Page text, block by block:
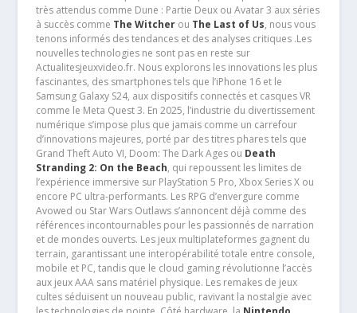
très attendus comme Dune : Partie Deux ou Avatar 3 aux séries
à succès comme The Witcherou The Last of Us, nous vous
tenons informés des tendances et des analyses critiques .Les
nouvelles technologies ne sont pas en reste sur
Actualitesjeuxvideo.fr. Nous explorons les innovations les plus
fascinantes, des smartphones tels que l’iPhone 16 et le
Samsung Galaxy S24, aux dispositifs connectés et casques VR
comme le Meta Quest 3. En 2025, l’industrie du divertissement
numérique s’impose plus que jamais comme un carrefour
d’innovations majeures, porté par des titres phares tels que
Grand Theft Auto VI, Doom: The Dark Ages ou Death
Stranding 2: On the Beach, qui repoussent les limites de
l’expérience immersive sur PlayStation 5 Pro, Xbox Series X ou
encore PC ultra-performants. Les RPG d’envergure comme
Avowed ou Star Wars Outlaws s’annoncent déjà comme des
références incontournables pour les passionnés de narration
et de mondes ouverts. Les jeux multiplateformes gagnent du
terrain, garantissant une interopérabilité totale entre console,
mobile et PC, tandis que le cloud gaming révolutionne l’accès
aux jeux AAA sans matériel physique. Les remakes de jeux
cultes séduisent un nouveau public, ravivant la nostalgie avec